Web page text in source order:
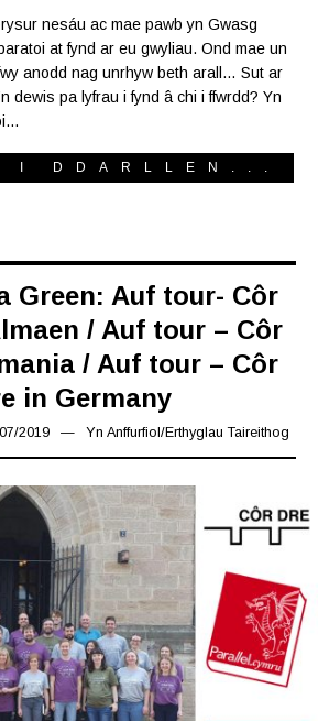
nesáu ac mae pawb yn Gwasg
at fynd ar eu gwyliau. Ond mae un
anodd nag unrhyw beth arall… Sut ar
dewis pa lyfrau i fynd â chi i ffwrdd? Yn
I DDARLLEN...
Green: Auf tour- Côr
/ Auf tour – Côr
/ Auf tour – Côr
in Germany
2019 14/08/2019
Yn Anffurfiol /Erthyglau Taireithog